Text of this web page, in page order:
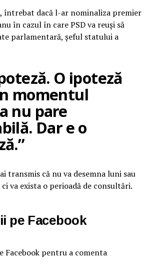
întrebat dacă l-ar nominaliza premier
în cazul în care PSD va reuși să
parlamentară, șeful statului a
O ipoteză
momentul
nu pare
Dar e o
transmis că nu va desemna luni sau
va exista o perioadă de consultări.
pe Facebook
pentru a comenta